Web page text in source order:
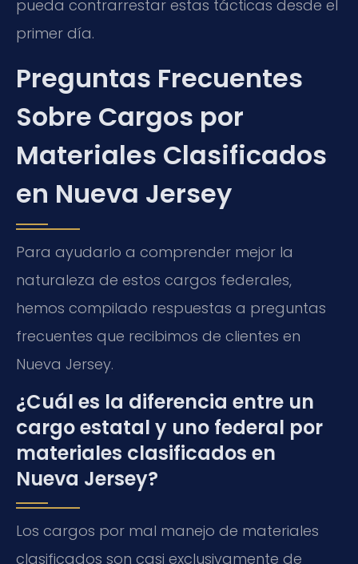
pueda contrarrestar estas tácticas desde el
primer día.
Preguntas Frecuentes
Sobre Cargos por
Materiales Clasificados
en Nueva Jersey
Para ayudarlo a comprender mejor la
naturaleza de estos cargos federales,
hemos compilado respuestas a preguntas
frecuentes que recibimos de clientes en
Nueva Jersey.
¿Cuál es la diferencia entre un
cargo estatal y uno federal por
materiales clasificados en
Nueva Jersey?
Los cargos por mal manejo de materiales
clasificados son casi exclusivamente de